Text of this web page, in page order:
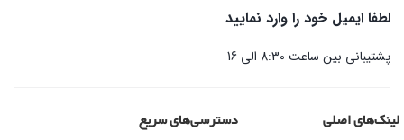
لطفا ایمیل خود را وارد نمایید
پشتیبانی بین ساعت 8:30 الی 16
لینک‌های اصلی دسترسی‌های سریع